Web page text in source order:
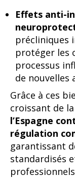
Effets anti-
précliniques
protéger les
processus
de nouvelles
Grâce à ces
croissant de
l’Espagne
régulation
garantissant
standardisés